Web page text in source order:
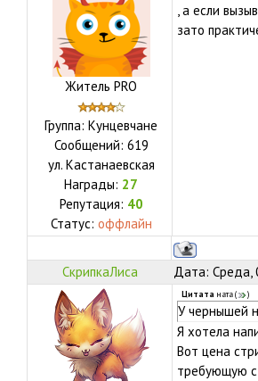
Житель PRO
Группа: Кунцевчане
Сообщений: 619
ул. Кастанаевская
Награды: 27
Репутация: 40
Статус: оффлайн
, а если
зато
СкрипкаЛиса Дата: Среда,
Цитата ната( )
У чернышей
Я хотела
Вот цена
требующую